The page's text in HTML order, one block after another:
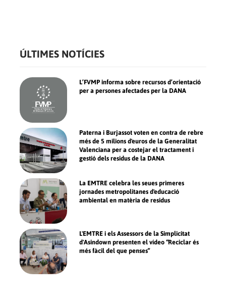
ÚLTIMES NOTÍCIES
L’FVMP informa sobre recursos d’orientació
per a persones afectades per la DANA
Paterna i Burjassot voten en contra de rebre
més de 5 milions d'euros de la Generalitat
Valenciana per a costejar el tractament i
gestió dels residus de la DANA
La EMTRE celebra les seues primeres
jornades metropolitanes d'educació
ambiental en matèria de residus
L'EMTRE i els Assessors de la Simplicitat
d'Asindown presenten el vídeo “Reciclar és
més fàcil del que penses”